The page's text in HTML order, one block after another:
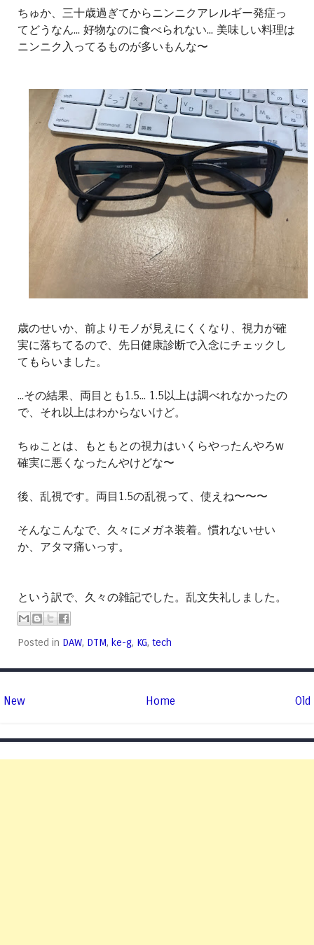
ちゅか、三十歳過ぎてからニンニクアレルギー発症っ
てどうなん... 好物なのに食べられない... 美味しい料理は
ニンニク入ってるものが多いもんな〜
歳のせいか、前よりモノが見えにくくなり、視力が確
実に落ちてるので、先日健康診断で入念にチェックし
てもらいました。
...その結果、両目とも1.5... 1.5以上は調べれなかったの
で、それ以上はわからないけど。
ちゅことは、もともとの視力はいくらやったんやろw
確実に悪くなったんやけどな〜
後、乱視です。両目1.5の乱視って、使えね〜〜〜
そんなこんなで、久々にメガネ装着。慣れないせい
か、アタマ痛いっす。
という訳で、久々の雑記でした。乱文失礼しました。
Posted in DAW, DTM, ke-g, KG, tech
New Old
Home